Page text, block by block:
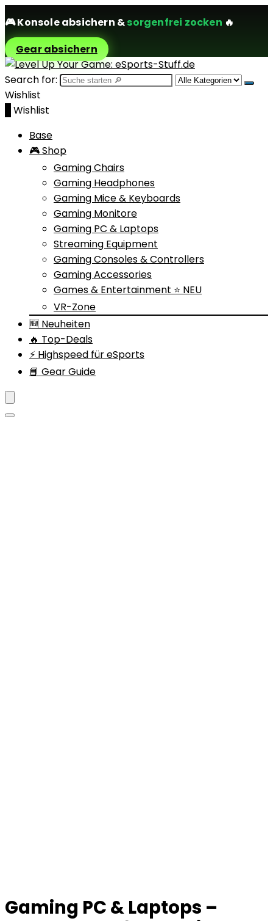
🎮Konsole absichern &sorgenfrei zocken 🔥
Gear absichern
Search for:
Wishlist
Wishlist
Base
🎮 Shop
Gaming Chairs
Gaming Headphones
Gaming Mice & Keyboards
Gaming Monitore
Gaming PC & Laptops
Streaming Equipment
Gaming Consoles & Controllers
Gaming Accessories
Games & Entertainment ⭐ NEU
VR-Zone
🆕 Neuheiten
🔥 Top-Deals
⚡ Highspeed für eSports
📘 Gear Guide
Gaming PC & Laptops –